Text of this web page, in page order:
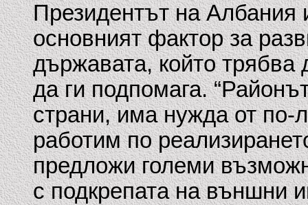
Президентът на Албания
основният фактор за
държавата, който трябва
да ги подпомага.
страни, има нужда от по-
работим по
предложи големи
с подкрепата на външни